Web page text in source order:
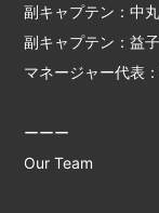
副キャプテン：中
副キャプテン：益
マネージャー代表
ーーー
Our Team